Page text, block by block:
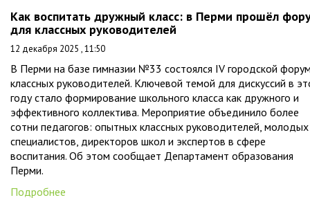
Как воспитать дружный класс: в Перми прошёл
для классных руководителей
12 декабря 2025 , 11:50
В Перми на базе гимназии №33 состоялся IV городской
классных руководителей. Ключевой темой для дискуссий в
году стало формирование школьного класса как дружного и
эффективного коллектива. Мероприятие объединило более
сотни педагогов: опытных классных руководителей, молодых
специалистов, директоров школ и экспертов в сфере
воспитания. Об этом сообщает Департамент образования
Перми.
Подробнее